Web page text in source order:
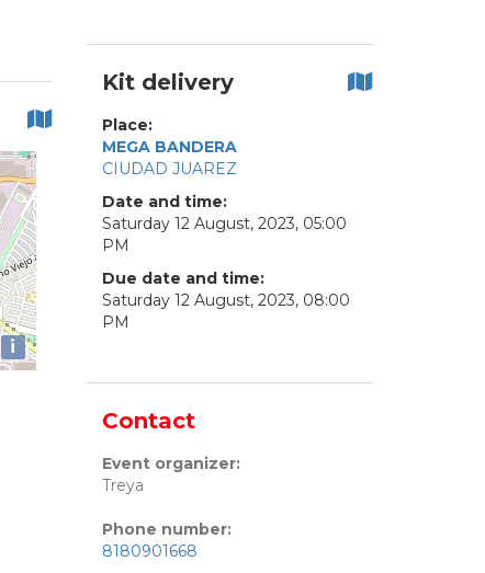
i
Kit delivery
Place:
MEGA BANDERA
CIUDAD JUAREZ
Date and time:
Saturday 12 August, 2023, 05:00
PM
Due date and time:
Saturday 12 August, 2023, 08:00
PM
Contact
Event organizer:
Treya
Phone number:
8180901668